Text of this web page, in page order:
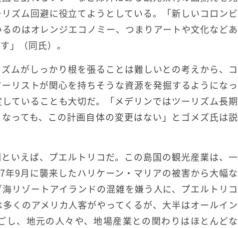
ズム回避に役立てようとしている。「新しいコロンビ
のはオレンジエコノミー、つまりアートや文化などあ
」（同氏）。
ムがしっかり根を張ることは難しいとの考えから、コ
リストが関心を持ちそうな資源を発掘するようになっ
ていることも大切だ。「メデリンではツーリズム長期
っても、この計画自体の変更はない」とゴメズ氏は説
いえば、プエルトリコだ。この島国の観光産業は、一
9月に襲来したハリケーン・マリアの被害から大幅な
リゾートアイランドの混雑を嫌う人に、プエルトリコ
くのアメリカ人客がやってくるが、大半はオールイン
、地元の人々や、地場産業との関わりはほとんどな